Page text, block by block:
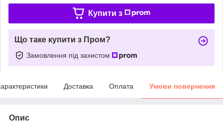
Купити з
Що таке купити з Пром?
Замовлення під захистом
Доставка Оплата Умови повернення
Опис